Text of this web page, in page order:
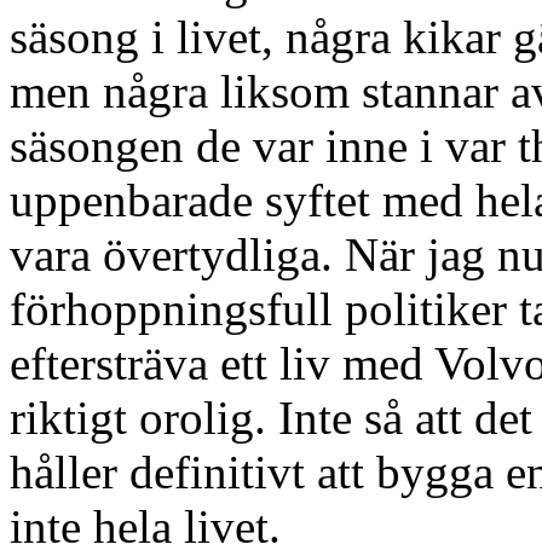
säsong i livet, några kikar
men några liksom stannar
säsongen de var inne i var
uppenbarade syftet med
vara övertydliga. När jag
förhoppningsfull politiker
eftersträva ett liv med
riktigt orolig. Inte så att det
håller definitivt att bygga
inte hela livet.